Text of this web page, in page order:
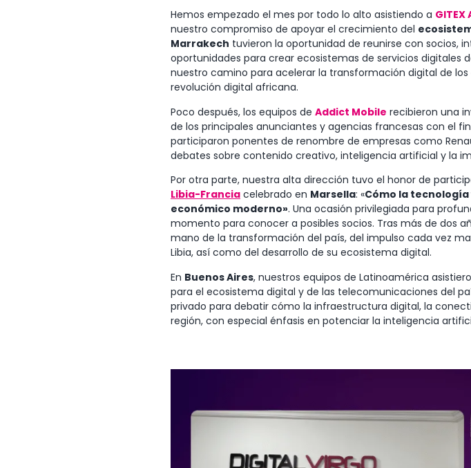
Hemos empezado el mes por todo lo alto asistiendo a
nuestro compromiso de apoyar el crecimiento del
Marrakech tuvieron la oportunidad de reunirse con socios,
oportunidades para crear ecosistemas de servicios
nuestro camino para acelerar la transformación digital de
revolución digital africana.
Poco después, los equipos de Addict Mobile recibieron una
de los principales anunciantes y agencias francesas con el
participaron ponentes de renombre de empresas como
debates sobre contenido creativo, inteligencia artificial y la
Por otra parte, nuestra alta dirección tuvo el honor de
Libia-Francia celebrado en Marsella: «Cómo la
económico moderno». Una ocasión privilegiada para
momento para conocer a posibles socios. Tras más de dos
mano de la transformación del país, del impulso cada vez
Libia, así como del desarrollo de su ecosistema digital.
En Buenos Aires, nuestros equipos de Latinoamérica
para el ecosistema digital y de las telecomunicaciones del
privado para debatir cómo la infraestructura digital, la
región, con especial énfasis en potenciar la inteligencia